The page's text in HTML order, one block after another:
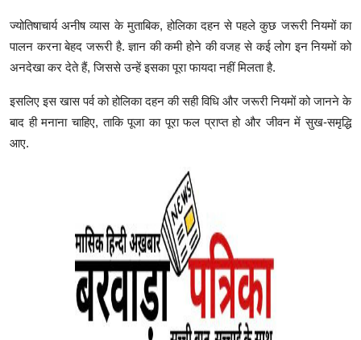
ज्योतिषाचार्य अनीष व्यास के मुताबिक, होलिका दहन से पहले कुछ जरूरी नियमों का
पालन करना बेहद जरूरी है. ज्ञान की कमी होने की वजह से कई लोग इन नियमों को
अनदेखा कर देते हैं, जिससे उन्हें इसका पूरा फायदा नहीं मिलता है.
इसलिए इस खास पर्व को होलिका दहन की सही विधि और जरूरी नियमों को जानने के
बाद ही मनाना चाहिए, ताकि पूजा का पूरा फल प्राप्त हो और जीवन में सुख-समृद्धि
आए.